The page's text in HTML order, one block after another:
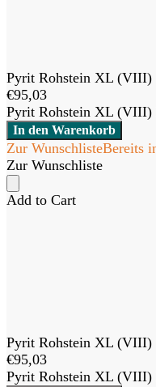
Pyrit Rohstein XL (VIII)
€95,03
Pyrit Rohstein XL (VIII)
In den Warenkorb
Zur WunschlisteBereits
Zur Wunschliste
Add to Cart
Pyrit Rohstein XL (VIII)
€95,03
Pyrit Rohstein XL (VIII)